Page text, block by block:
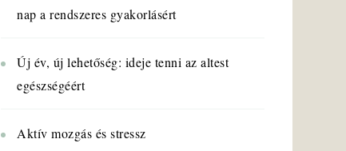
nap a rendszeres gyakorlásért
Új év, új lehetőség: ideje tenni az altest
egészségéért
Aktív mozgás és stressz